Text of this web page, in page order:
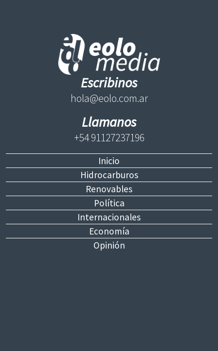
Escribinos
hola@eolo.com.ar
Llamanos
+54 91127237196
Inicio
Hidrocarburos
Renovables
Política
Internacionales
Economía
Opinión